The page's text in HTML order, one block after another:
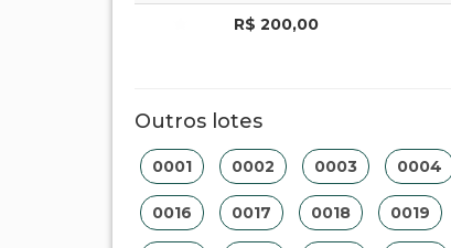
R$ 200,00
Outros lotes
0001 0002 0003 0004
0016 0017 0018 0019